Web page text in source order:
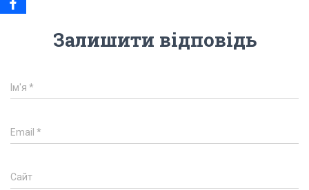
Залишити відповідь
Ім'я *
Email *
Сайт